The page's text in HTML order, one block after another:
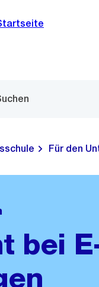
Für den
bei